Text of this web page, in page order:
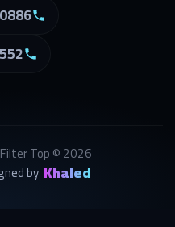
Top © 2026
by Khaled